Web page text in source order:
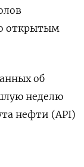
открытым
об
неделю
нефти (API)